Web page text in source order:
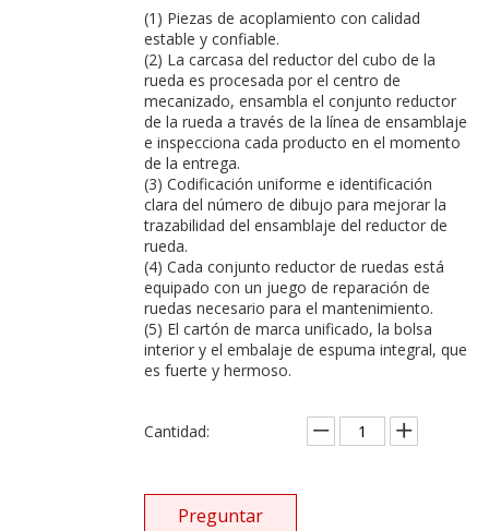
(1) Piezas de acoplamiento con calidad
estable y confiable.
(2) La carcasa del reductor del cubo de la
rueda es procesada por el centro de
mecanizado, ensambla el conjunto reductor
de la rueda a través de la línea de ensamblaje
e inspecciona cada producto en el momento
de la entrega.
(3) Codificación uniforme e identificación
clara del número de dibujo para mejorar la
trazabilidad del ensamblaje del reductor de
rueda.
(4) Cada conjunto reductor de ruedas está
equipado con un juego de reparación de
ruedas necesario para el mantenimiento.
(5) El cartón de marca unificado, la bolsa
interior y el embalaje de espuma integral, que
es fuerte y hermoso.
Cantidad:
Preguntar